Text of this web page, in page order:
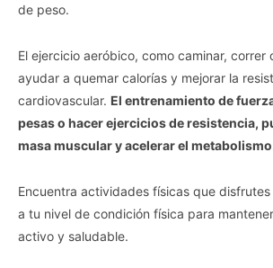
If you wish to opt-out of the sale, sharing
processing of your personal or sensitive
targeted advertising by us, please use the
section to confirm your selection. Please
opt-out request is processed you may
us or personal information disclosed to
your opt-out. You may separately opt-out
disclosure of your personal information by
IAB’s list of downstream participants. This
de peso.
El ejercicio aeróbico, como caminar, correr
ayudar a quemar calorías y mejorar la
cardiovascular. El entrenamiento de
pesas o hacer ejercicios de resistencia,
masa muscular y acelerar el metabolismo
Encuentra actividades físicas que
a tu nivel de condición física para
activo y saludable.